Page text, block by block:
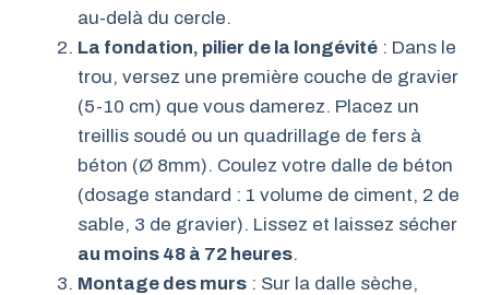
au-delà du cercle.
La fondation, pilier de la longévité : Dans le
trou, versez une première couche de gravier
(5-10 cm) que vous damerez. Placez un
treillis soudé ou un quadrillage de fers à
béton (Ø 8mm). Coulez votre dalle de béton
(dosage standard : 1 volume de ciment, 2 de
sable, 3 de gravier). Lissez et laissez sécher
au moins 48 à 72 heures.
Montage des murs : Sur la dalle sèche,